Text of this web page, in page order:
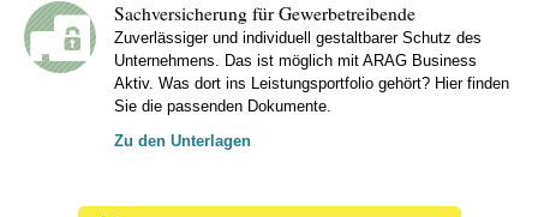
Sachversicherung für Gewerbetreibende
Zuverlässiger und individuell gestaltbarer Schutz des
Unternehmens. Das ist möglich mit ARAG Business
Aktiv. Was dort ins Leistungsportfolio gehört? Hier finden
Sie die passenden Dokumente.
Zu den Unterlagen